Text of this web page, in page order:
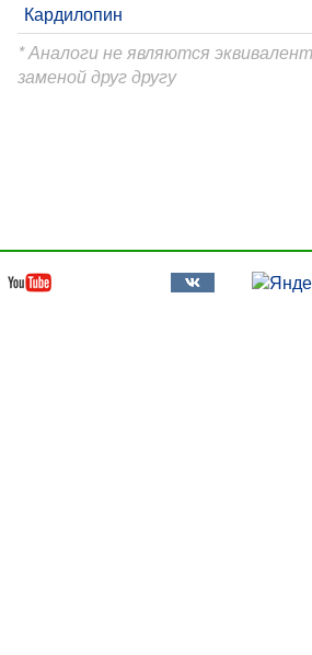
Кардилопин
* Аналоги не являются
заменой друг другу